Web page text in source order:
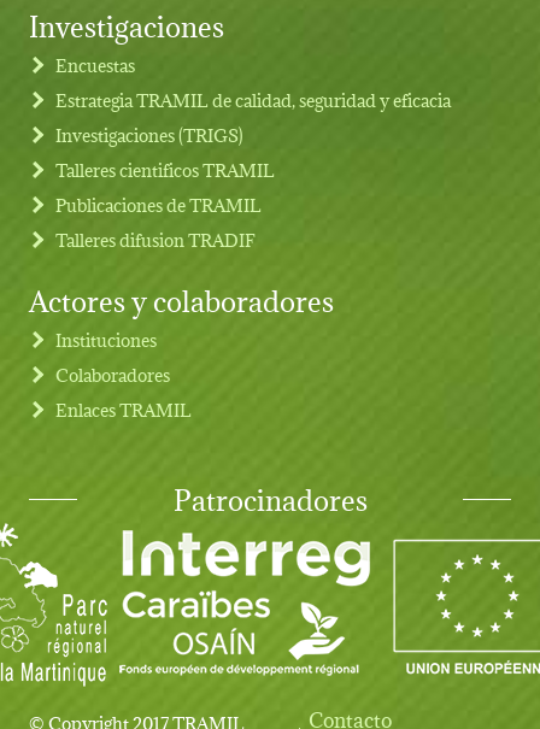
Footer menu
Investigaciones
Encuestas
Estrategia TRAMIL de calidad, seguridad y eficacia
Investigaciones (TRIGS)
Talleres cientificos TRAMIL
Publicaciones de TRAMIL
Talleres difusion TRADIF
Actores y colaboradores
Instituciones
Colaboradores
Enlaces TRAMIL
Patrocinadores
© Copyright 2017 TRAMIL Contacto